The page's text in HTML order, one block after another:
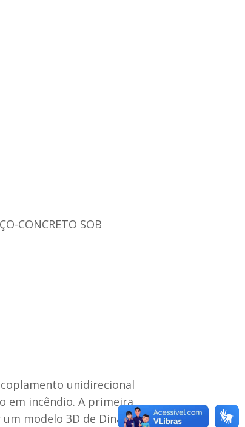
CONCRETO SOB
unidirecional
em incêndio. A primeira
modelo 3D de Dinâmica